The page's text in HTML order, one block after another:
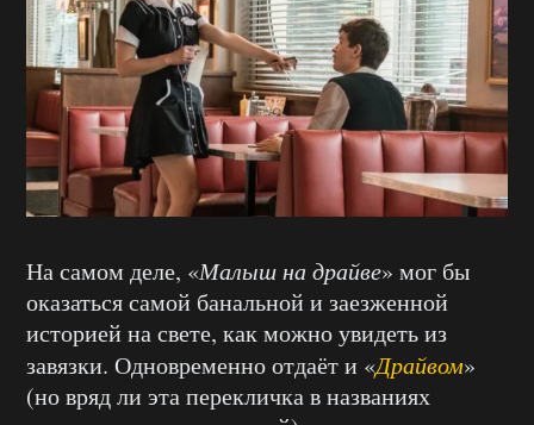
На самом деле, «Малыш на драйве» мог бы
оказаться самой банальной и заезженной
историей на свете, как можно увидеть из
завязки. Одновременно отдаёт и «Драйвом»
(но вряд ли эта перекличка в названиях